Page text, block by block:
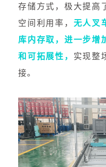
存储方式，极大提高
空间利用率， 无人叉
库内存取，进一步增
和可拓展性， 实现整
接。